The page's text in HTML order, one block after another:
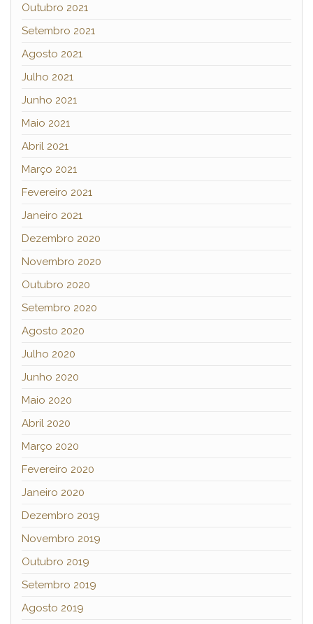
Outubro 2021
Setembro 2021
Agosto 2021
Julho 2021
Junho 2021
Maio 2021
Abril 2021
Março 2021
Fevereiro 2021
Janeiro 2021
Dezembro 2020
Novembro 2020
Outubro 2020
Setembro 2020
Agosto 2020
Julho 2020
Junho 2020
Maio 2020
Abril 2020
Março 2020
Fevereiro 2020
Janeiro 2020
Dezembro 2019
Novembro 2019
Outubro 2019
Setembro 2019
Agosto 2019